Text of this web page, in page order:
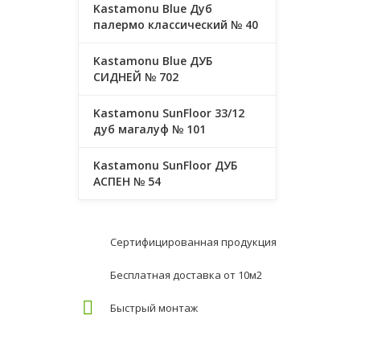
Kastamonu Blue Дуб
палермо классический № 40
Kastamonu Blue ДУБ
СИДНЕЙ № 702
Kastamonu SunFloor 33/12
дуб магалуф № 101
Kastamonu SunFloor ДУБ
АСПЕН № 54
Сертифицированная продукция
Бесплатная доставка от 10м2
Быстрый монтаж